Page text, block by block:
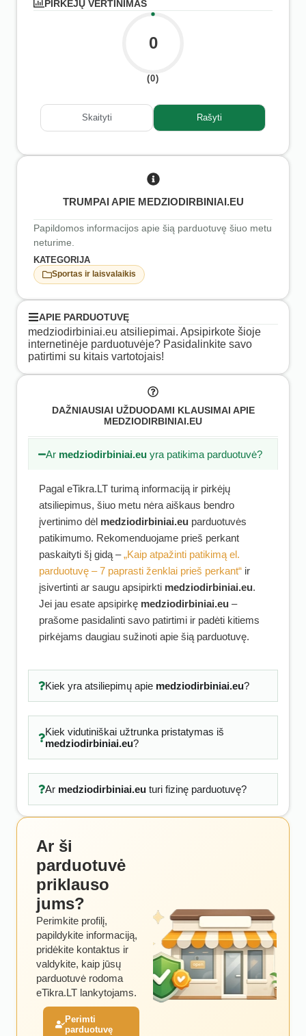
PIRKĖJŲ VERTINIMAS
0
(0)
Skaityti Rašyti
TRUMPAI APIE MEDZIODIRBINIAI.EU
Papildomos informacijos apie šią parduotuvę šiuo metu
neturime.
KATEGORIJA
Sportas ir laisvalaikis
APIE PARDUOTUVĘ
medziodirbiniai.eu atsiliepimai. Apsipirkote šioje
internetinėje parduotuvėje? Pasidalinkite savo
patirtimi su kitais vartotojais!
DAŽNIAUSIAI UŽDUODAMI KLAUSIMAI APIE
MEDZIODIRBINIAI.EU
Ar medziodirbiniai.eu yra patikima parduotuvė?
Pagal eTikra.LT turimą informaciją ir pirkėjų
atsiliepimus, šiuo metu nėra aiškaus bendro
įvertinimo dėl medziodirbiniai.eu parduotuvės
patikimumo. Rekomenduojame prieš perkant
paskaityti šį gidą –„Kaip atpažinti patikimą el.
parduotuvę – 7 paprasti ženklai prieš perkant“ ir
įsivertinti ar saugu apsipirkti medziodirbiniai.eu.
Jei jau esate apsipirkę medziodirbiniai.eu –
prašome pasidalinti savo patirtimi ir padėti kitiems
pirkėjams daugiau sužinoti apie šią parduotuvę.
Kiek yra atsiliepimų apie medziodirbiniai.eu?
Kiek vidutiniškai užtrunka pristatymas iš
medziodirbiniai.eu?
Ar medziodirbiniai.euturi fizinę parduotuvę?
Ar ši
parduotuvė
priklauso
jums?
Perimkite profilį,
papildykite informaciją,
pridėkite kontaktus ir
valdykite, kaip jūsų
parduotuvė rodoma
eTikra.LT lankytojams.
Perimti
parduotuvę